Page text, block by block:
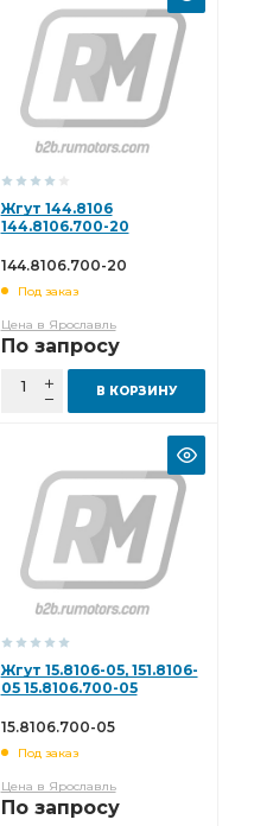
Жгут 144.8106
144.8106.700-20
144.8106.700-20
Под заказ
Цена в Ярославль
По запросу
В КОРЗИНУ
Жгут 15.8106-05, 151.8106-
05 15.8106.700-05
15.8106.700-05
Под заказ
Цена в Ярославль
По запросу